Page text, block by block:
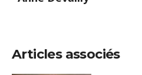
Articles associés